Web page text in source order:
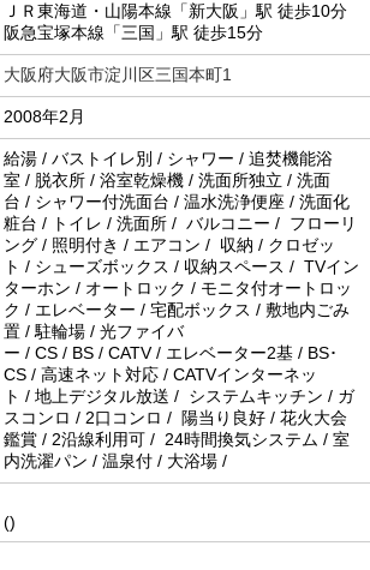
ＪＲ東海道・山陽本線「新大阪」駅 徒歩10分
阪急宝塚本線「三国」駅 徒歩15分
大阪府大阪市淀川区三国本町1
2008年2月
給湯 / バストイレ別 / シャワー / 追焚機能浴
室 / 脱衣所 / 浴室乾燥機 / 洗面所独立 / 洗面
台 / シャワー付洗面台 / 温水洗浄便座 / 洗面化
粧台 / トイレ / 洗面所 / バルコニー / フローリ
ング / 照明付き / エアコン / 収納 / クロゼッ
ト / シューズボックス / 収納スペース / TVイン
ターホン / オートロック / モニタ付オートロッ
ク / エレベーター / 宅配ボックス / 敷地内ごみ
置 / 駐輪場 / 光ファイバ
ー / CS / BS / CATV / エレベーター2基 / BS･
CS / 高速ネット対応 / CATVインターネッ
ト / 地上デジタル放送 / システムキッチン / ガ
スコンロ / 2口コンロ / 陽当り良好 / 花火大会
鑑賞 / 2沿線利用可 / 24時間換気システム / 室
内洗濯パン / 温泉付 / 大浴場 /
()